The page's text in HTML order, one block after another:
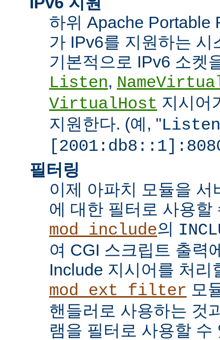
하위 Apache Portable
가 IPv6를 지원하는 시
기본적으로 IPv6 소켓
Listen,
VirtualHost 지시어
지원한다. (예, "Listen
필터링
이제 아파치 모듈을
에 대한 필터로 사용할
mod_include의
여 CGI 스크립트 출력
Include 지시어를 처리
mod_ext_filter 모
핸들러로 사용하는 것
램을 필터로 사용할 수